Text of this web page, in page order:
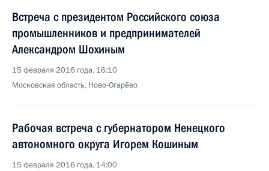
Встреча с президентом Российского союза
промышленников и предпринимателей
Александром Шохиным
15 февраля 2016 года, 16:10
Московская область, Ново-Огарёво
Рабочая встреча с губернатором Ненецкого
автономного округа Игорем Кошиным
15 февраля 2016 года, 14:00